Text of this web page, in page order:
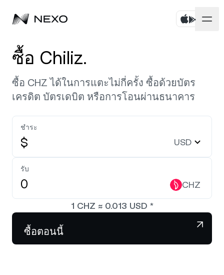
บุคคล
ซื้อสินทรัพย์
ออมทรัพย์แบบยืดหยุ่น
Fixed-term Savings
Dual Investment
Exchange
Credit Line
ฟิวเจอร์ส
ธุรกิจ
ไพรมโบรกเกอร์
White Label
Nexo Ventures
Payment Gateway
ตลาดลดลง
Ethereum ETH 0.52%
NEXO Token 0.55%
บริษัท
เกี่ยวกับ
ความปลอดภัย
พันธมิตร
ข่าวสารและข้อมูลเชิงลึก
ซื้อ Chiliz.
ซื้อ CHZ ได้ในการแตะไม่กี่ครั้ง ซื้อด้วยบัตร
เครดิต บัตรเดบิต หรือการโอนผ่านธนาคาร
ชำระ
$ USD
รับ
CHZ
1 CHZ ≈ 0.013 USD *
ซื้อตอนนี้